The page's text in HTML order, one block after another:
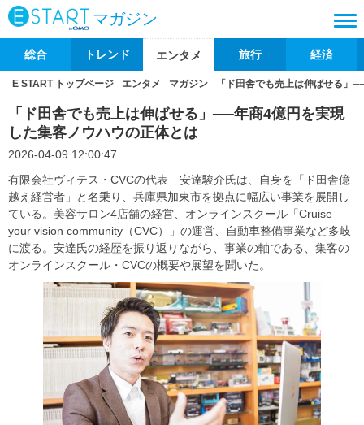
マガジン
総合 トレンド エンタメ 旅行 経済
E START トップページ エンタメ マガジン 「ド田舎でも売上は伸ばせる」
「ド田舎でも売上は伸ばせる」──年商4億円を実現
した集客ノウハウの正体とは
2026-04-09 12:00:47
有限会社ヴィテス​・CVCの代表 ​安達駿介氏は、自身を「ド田舎億
越え経営者」と名乗り、兵庫県加東市を拠点に幅広い事業を展開し
ている。美容サロン4店舗の経営、オンラインスクール「Cruise
your vision community（CVC）」の運営、自動車整備事業など多岐
に渡る。安達氏の経歴を振り返りながら、事業の軸である、集客の
オンラインスクール・CVCの概要や展望を聞いた。